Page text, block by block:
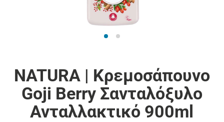
NATURA | Κρεμοσάπουνο
Goji Berry Σανταλόξυλο
Ανταλλακτικό 900ml